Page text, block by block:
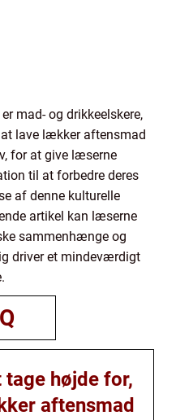
mad- og drikkeelskere,
lave lækker aftensmad
for at give læserne
til at forbedre deres
af denne kulturelle
artikel kan læserne
sammenhænge og
driver et mindeværdigt
højde for,
aftensmad